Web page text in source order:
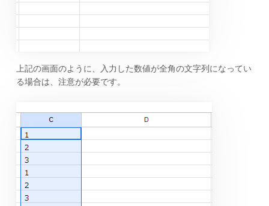
上記の画面のように、入力した数値が全角の文字列になってい
る場合は、注意が必要です。